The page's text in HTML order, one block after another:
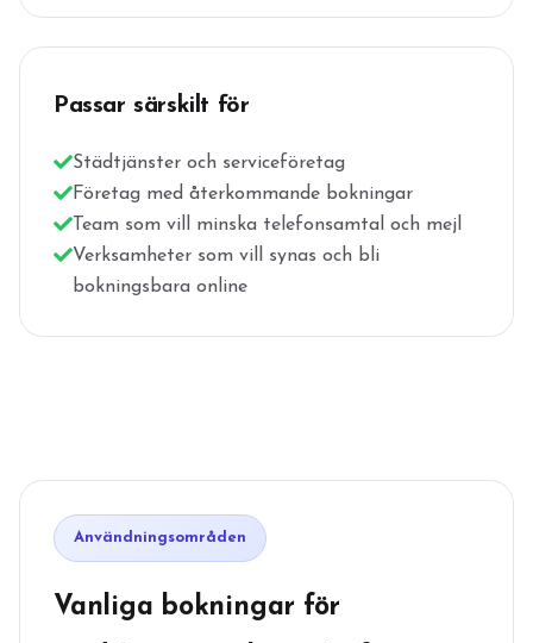
Passar särskilt för
Städtjänster och serviceföretag
Företag med återkommande bokningar
Team som vill minska telefonsamtal och mejl
Verksamheter som vill synas och bli
bokningsbara online
Användningsområden
Vanliga bokningar för